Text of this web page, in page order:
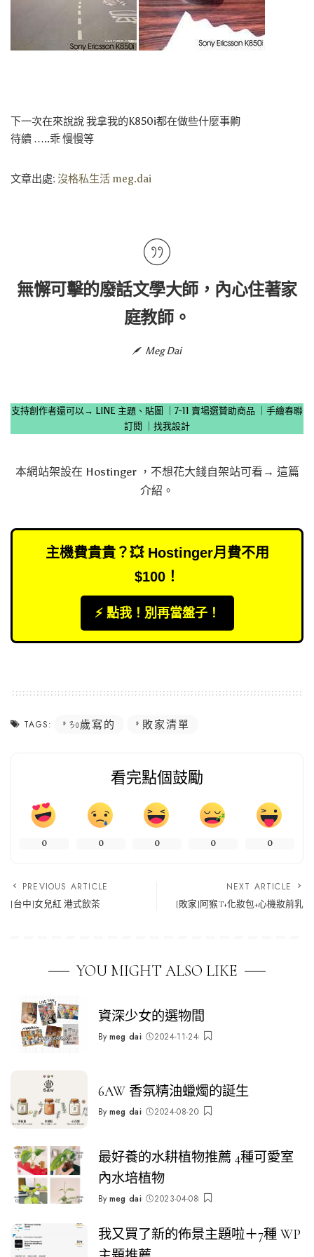
下一次在來說說 我拿我的K850i都在做些什麼事齁
待續 …..乖 慢慢等
文章出處: 沒格私生活 meg.dai
無懈可擊的廢話文學大師，內心住著家
庭教師。
Meg Dai
支持創作者還可以→ LINE 主題、貼圖 7-11 賣場選贊助商品
手繪春聯
訂閱
找我設計
本網站架設在 Hostinger，不想花大錢自架站可看→ 這篇
介紹 。
主機費貴貴？💥 Hostinger月費不用
$100！
⚡️ 點我！別再當盤子！
TAGS: 30歲寫的 敗家清單
看完點個鼓勵
0 0 0 0 0
PREVIOUS ARTICLE
[台中]女兒紅 港式飲茶
NEXT ARTICLE
[敗家]阿猴T+化妝包+心機妝前乳
YOU MIGHT ALSO LIKE
資深少女的選物間
Posted
By meg dai 2024-11-24
6AW 香氛精油蠟燭的誕生
Posted
By meg dai 2024-08-20
最好養的水耕植物推薦 4種可愛室
內水培植物
Posted
By meg dai 2023-04-08
我又買了新的佈景主題啦＋7種 WP